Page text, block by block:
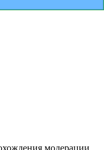
модерации